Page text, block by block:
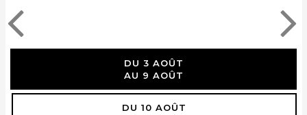
DU 3 AOÛT
AU 9 AOÛT
DU 10 AOÛT